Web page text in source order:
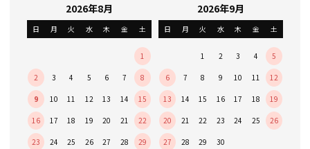
2026年8月
日 月 火 水 木 金 土
1
2 3 4 5 6 7 8
9 10 11 12 13 14 15
16 17 18 19 20 21 22
23 24 25 26 27 28 29
2026年9月
日 月 火 水 木 金 土
1 2 3 4 5
6 7 8 9 10 11 12
13 14 15 16 17 18 19
20 21 22 23 24 25 26
27 28 29 30